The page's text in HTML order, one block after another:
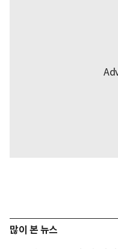
많이 본 뉴스